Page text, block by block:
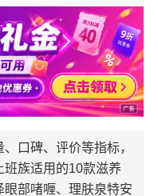
口碑、评价等指标，
族适用的10款滋养
部啫喱、理肤泉特安